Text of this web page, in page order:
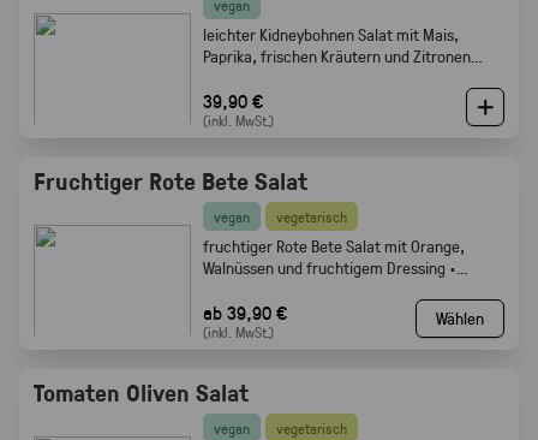
vegan
leichter Kidneybohnen Salat mit Mais,
Paprika, frischen Kräutern und Zitronen
39,90 €
(inkl. MwSt.)
Fruchtiger Rote Bete Salat
vegan vegetarisch
fruchtiger Rote Bete Salat mit Orange,
Walnüssen und fruchtigem Dressing ·
ab 39,90 €
(inkl. MwSt.)
Wählen
Tomaten Oliven Salat
vegan vegetarisch